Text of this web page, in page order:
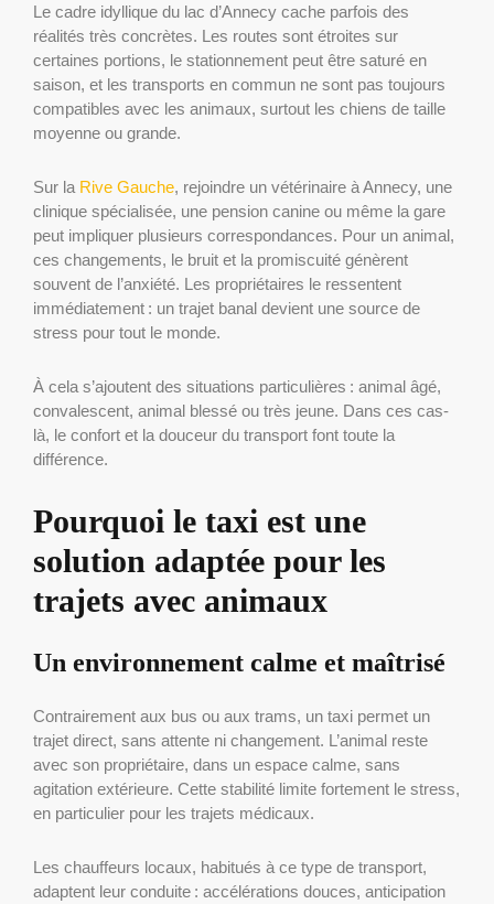
Le cadre idyllique du lac d’Annecy cache parfois des
réalités très concrètes. Les routes sont étroites sur
certaines portions, le stationnement peut être saturé en
saison, et les transports en commun ne sont pas toujours
compatibles avec les animaux, surtout les chiens de taille
moyenne ou grande.
Sur la Rive Gauche, rejoindre un vétérinaire à Annecy, une
clinique spécialisée, une pension canine ou même la gare
peut impliquer plusieurs correspondances. Pour un animal,
ces changements, le bruit et la promiscuité génèrent
souvent de l’anxiété. Les propriétaires le ressentent
immédiatement : un trajet banal devient une source de
stress pour tout le monde.
À cela s’ajoutent des situations particulières : animal âgé,
convalescent, animal blessé ou très jeune. Dans ces cas-
là, le confort et la douceur du transport font toute la
différence.
Pourquoi le taxi est une
solution adaptée pour les
trajets avec animaux
Un environnement calme et maîtrisé
Contrairement aux bus ou aux trams, un taxi permet un
trajet direct, sans attente ni changement. L’animal reste
avec son propriétaire, dans un espace calme, sans
agitation extérieure. Cette stabilité limite fortement le stress,
en particulier pour les trajets médicaux.
Les chauffeurs locaux, habitués à ce type de transport,
adaptent leur conduite : accélérations douces, anticipation